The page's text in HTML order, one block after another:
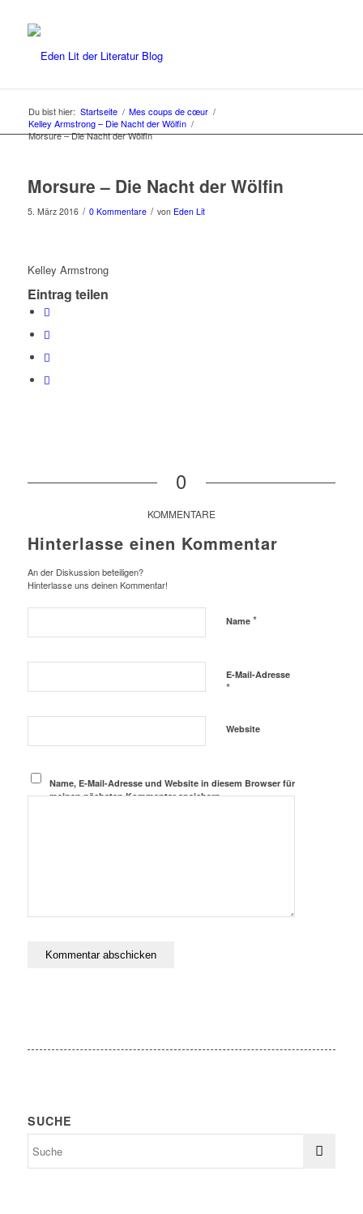
Du bist hier: Startseite / Mes coups de cœur /
Kelley Armstrong – Die Nacht der Wölfin /
Morsure – Die Nacht der Wölfin
Morsure – Die Nacht der Wölfin
5. März 2016 / 0 Kommentare / von Eden Lit
Kelley Armstrong
Eintrag teilen
0
KOMMENTARE
Hinterlasse einen Kommentar
An der Diskussion beteiligen?
Hinterlasse uns deinen Kommentar!
Name *
E-Mail-Adresse
*
Website
Name, E-Mail-Adresse und Website in diesem Browser für
meinen nächsten Kommentar speichern.
SUCHE